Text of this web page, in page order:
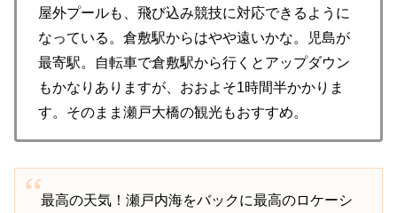
屋外プールも、飛び込み競技に対応できるように
なっている。倉敷駅からはやや遠いかな。児島が
最寄駅。自転車で倉敷駅から行くとアップダウン
もかなりありますが、おおよそ1時間半かかりま
す。そのまま瀬戸大橋の観光もおすすめ。
最高の天気！瀬戸内海をバックに最高のロケーシ